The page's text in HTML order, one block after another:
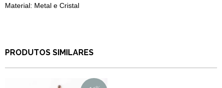
Material: Metal e Cristal
PRODUTOS SIMILARES